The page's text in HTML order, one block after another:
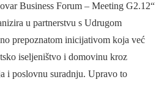
Business Forum – Meeting G2.12“
u partnerstvu s Udrugom
prepoznatom inicijativom koja već
iseljeništvo i domovinu kroz
i poslovnu suradnju. Upravo to